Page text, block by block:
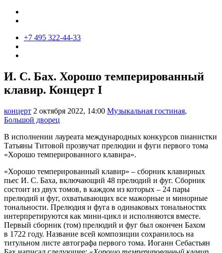
+7 495 322-44-33
И. С. Бах. Хорошо темперированный
клавир. Концерт I
концерт 2 октября 2022, 14:00 Музыкальная гостиная,
Большой дворец
В исполнении лауреата международных конкурсов пианистки
Татьяны Титовой прозвучат прелюдии и фуги первого тома
«Хорошо темперированного клавира».
«Хорошо темперированный клавир» – сборник клавирных
пьес И. С. Баха, включающий 48 прелюдий и фуг. Сборник
состоит из двух томов, в каждом из которых – 24 пары
прелюдий и фуг, охватывающих все мажорные и минорные
тональности. Прелюдия и фуга в одинаковых тональностях
интерпретируются как мини-цикл и исполняются вместе.
Первый сборник (том) прелюдий и фуг был окончен Бахом
в 1722 году. Название всей композиции сохранилось на
титульном листе автографа первого тома. Иоганн Себастьян